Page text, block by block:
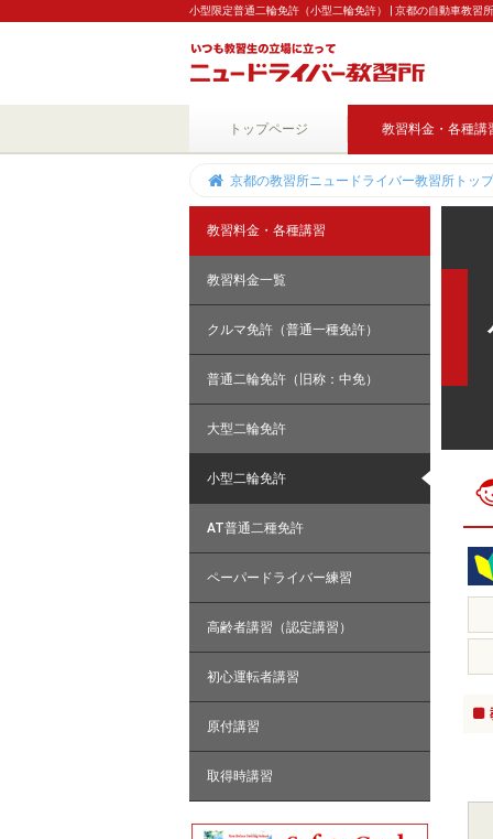
小型限定普通二輪免許（小型二輪免許） | 京都の自動車教習所
トップページ 教習料金・各種講
京都の教習所ニュードライバー教習所トップ
教習料金・各種講習
教習料金一覧
クルマ免許（普通一種免許）
普通二輪免許（旧称：中免）
大型二輪免許
小型二輪免許
AT普通二種免許
ペーパードライバー練習
高齢者講習（認定講習）
初心運転者講習
原付講習
取得時講習